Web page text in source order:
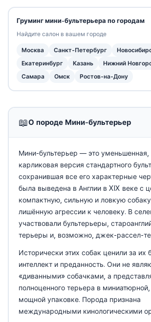
📖О породе Мини-бультерьер
Мини-бультерьер — это уменьшенная,
карликовая версия стандартного
сохранившая все его характерные
была выведена в Англии в XIX веке с
компактную, сильную и ловкую
лишённую агрессии к человеку. В
участвовали бультерьеры,
терьеры и, возможно, джек-рассел-
Исторически этих собак ценили за их
интеллект и преданность. Они не
«диванными» собачками, а
полноценного терьера в
мощной упаковке. Порода признана
международными кинологическими
Груминг мини-бультерьера по городам
Найдите салон в вашем городе
Москва Санкт-Петербург
Екатеринбург
Казань Нижний
Самара
Омск Ростов-на-Дону